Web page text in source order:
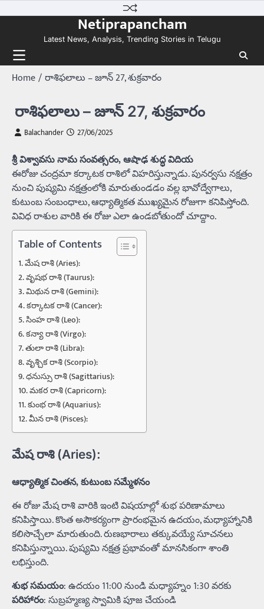
to
Netiprapancham
Latest News, Analysis, Trending Stories in Telugu
Home రాశిఫలాలు – జూన్‌ 27, శుక్రవారం
రాశిఫలాలు – జూన్‌ 27, శుక్రవారం
Balachander 27/06/2025
శ్రీ విశ్వావసు నామ సంవత్సరం, ఆషాఢ శుద్ధ విదియ
ఈరోజు చంద్రమా కర్కాటక రాశిలో విహరిస్తున్నాడు. పునర్వసు నక్షత్రం
నుంచి పుష్యమి నక్షత్రంలోకి మారుతుండడం వల్ల భావోద్వేగాలు,
కుటుంబ సంబంధాలు, ఆధ్యాత్మికత ముఖ్యమైన రోజుగా కనిపిస్తోంది.
వివిధ రాశుల వారికి ఈ రోజు ఎలా ఉండబోతుందో చూద్దాం.
Table of Contents
మేష రాశి (Aries):
వృషభ రాశి (Taurus):
మిథున రాశి (Gemini):
కర్కాటక రాశి (Cancer):
సింహ రాశి (Leo):
కన్యా రాశి (Virgo):
తులా రాశి (Libra):
వృశ్చిక రాశి (Scorpio):
ధనుస్సు రాశి (Sagittarius):
మకర రాశి (Capricorn):
కుంభ రాశి (Aquarius):
మీన రాశి (Pisces):
మేష రాశి (Aries):
ఆధ్యాత్మిక చింతన, కుటుంబ సమ్మేళనం
ఈ రోజు మేష రాశి వారికి ఇంటి విషయాల్లో శుభ పరిణామాలు
కనిపిస్తాయి. కొంత అసౌకర్యంగా ప్రారంభమైన ఉదయం, మధ్యాహ్నానికి
కలిసొచ్చేలా మారుతుంది. రుణభారాలు తక్కువయ్యే సూచనలు
కనిపిస్తున్నాయి. పుష్యమి నక్షత్ర ప్రభావంతో మానసికంగా శాంతి
లభిస్తుంది.
శుభ సమయం: ఉదయం 11:00 నుండి మధ్యాహ్నం 1:30 వరకు
పరిహారం: సుబ్రహ్మణ్య స్వామికి పూజ చేయండి